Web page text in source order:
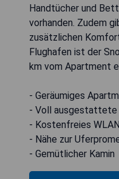
Handtücher und
vorhanden. Zudem
zusätzlichen
Flughafen ist der
km vom Apartment
- Geräumiges
- Voll ausgestattete
- Kostenfreies WLAN
- Nähe zur
- Gemütlicher Kamin